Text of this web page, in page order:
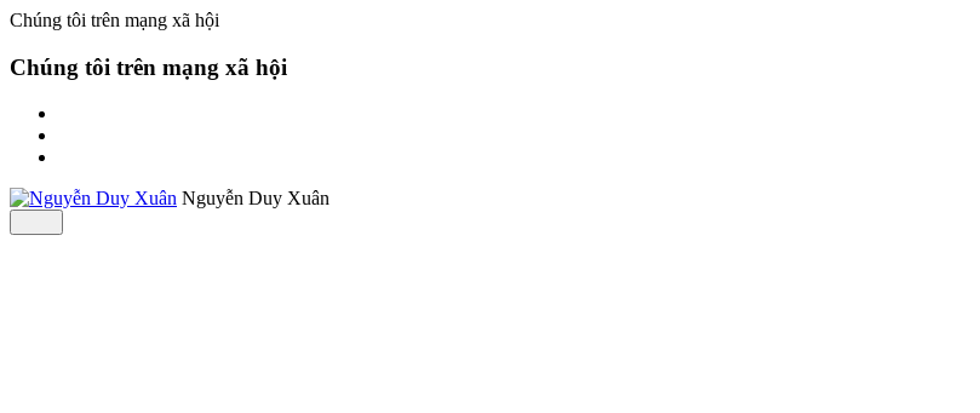
Chúng tôi trên mạng xã hội
Chúng tôi trên mạng xã hội
Nguyễn Duy Xuân